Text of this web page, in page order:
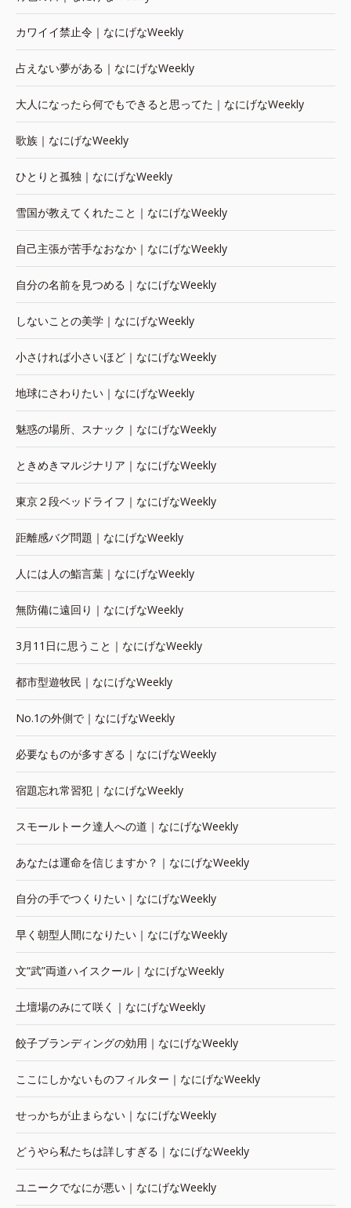
カワイイ禁止令｜なにげなWeekly
占えない夢がある｜なにげなWeekly
大人になったら何でもできると思ってた｜なにげなWeekly
歌族｜なにげなWeekly
ひとりと孤独｜なにげなWeekly
雪国が教えてくれたこと｜なにげなWeekly
自己主張が苦手なおなか｜なにげなWeekly
自分の名前を見つめる｜なにげなWeekly
しないことの美学｜なにげなWeekly
小さければ小さいほど｜なにげなWeekly
地球にさわりたい｜なにげなWeekly
魅惑の場所、スナック｜なにげなWeekly
ときめきマルジナリア｜なにげなWeekly
東京２段ベッドライフ｜なにげなWeekly
距離感バグ問題｜なにげなWeekly
人には人の鮨言葉｜なにげなWeekly
無防備に遠回り｜なにげなWeekly
3月11日に思うこと｜なにげなWeekly
都市型遊牧民｜なにげなWeekly
No.1の外側で｜なにげなWeekly
必要なものが多すぎる｜なにげなWeekly
宿題忘れ常習犯｜なにげなWeekly
スモールトーク達人への道｜なにげなWeekly
あなたは運命を信じますか？｜なにげなWeekly
自分の手でつくりたい｜なにげなWeekly
早く朝型人間になりたい｜なにげなWeekly
文“武”両道ハイスクール｜なにげなWeekly
土壇場のみにて咲く｜なにげなWeekly
餃子ブランディングの効用｜なにげなWeekly
ここにしかないものフィルター｜なにげなWeekly
せっかちが止まらない｜なにげなWeekly
どうやら私たちは詳しすぎる｜なにげなWeekly
ユニークでなにが悪い｜なにげなWeekly